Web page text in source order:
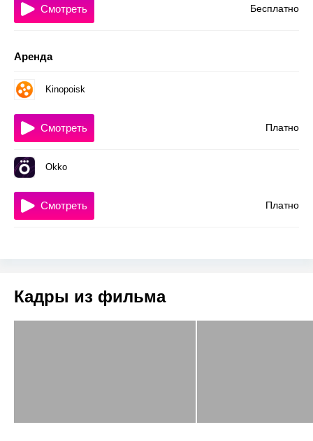
Бесплатно
Смотреть
Аренда
Kinopoisk
Платно
Смотреть
Okko
Платно
Смотреть
Кадры из фильма